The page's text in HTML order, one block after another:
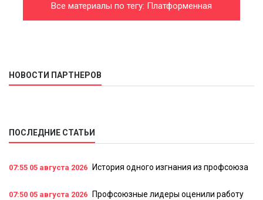
Все материалы по тегу: Платформенная
НОВОСТИ ПАРТНЕРОВ
ПОСЛЕДНИЕ СТАТЬИ
07:55 05 августа 2026 История одного изгнания из профсоюза
07:50 05 августа 2026
Профсоюзные лидеры оценили работу